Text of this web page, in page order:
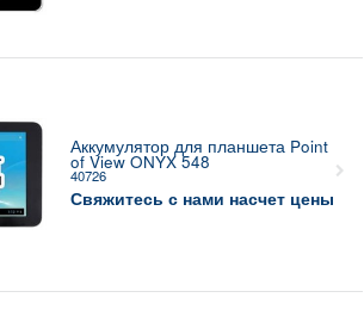
Аккумулятор для планшета Point
of View ONYX 548
40726
Свяжитесь с нами насчет цены